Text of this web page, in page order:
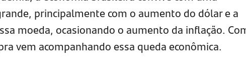
principalmente com o aumento do dólar e a
moeda, ocasionando o aumento da inflação.
vem acompanhando essa queda econômica.